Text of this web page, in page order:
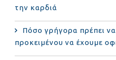
την καρδιά
Πόσο γρήγορα πρέπει
προκειμένου να έχουμε